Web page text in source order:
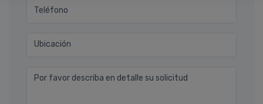
Teléfono
Ubicación
Por favor describa en detalle su solicitud